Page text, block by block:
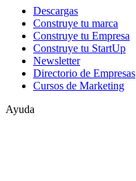
Descargas
Construye tu marca
Construye tu Empresa
Construye tu StartUp
Newsletter
Directorio de Empresas
Cursos de Marketing
Ayuda